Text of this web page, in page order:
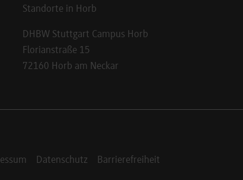
Standorte in Horb
DHBW Stuttgart Campus Horb
Florianstraße 15
72160 Horb am Neckar
Datenschutz Barrierefreiheit